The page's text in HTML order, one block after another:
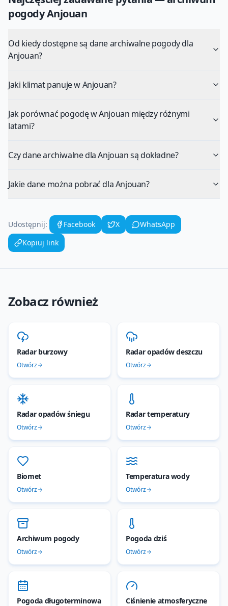
pogodyAnjouan
Od kiedy dostępne są dane archiwalne pogody dla
Anjouan?
Jaki klimat panuje w Anjouan?
Jak porównać pogodę w Anjouan między różnymi
latami?
Czy dane archiwalne dla Anjouan są dokładne?
Jakie dane można pobrać dla Anjouan?
Udostępnij: Facebook X
WhatsApp
Kopiuj link
Zobacz również
Radar burzowy
Otwórz
Radar opadów deszczu
Otwórz
Radar opadów śniegu
Otwórz
Radar temperatury
Otwórz
Biomet
Otwórz
Temperatura wody
Otwórz
Archiwum pogody
Otwórz
Pogoda dziś
Otwórz
Pogoda długoterminowa Ciśnienie atmosferyczne